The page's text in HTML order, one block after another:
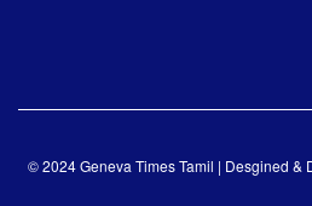
© 2024 Geneva Times Tamil | Desgined &